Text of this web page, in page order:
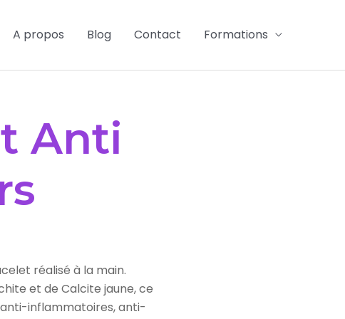
A propos Blog Contact Formations
Anti
réalisé à la main.
et de Calcite jaune, ce
inflammatoires, anti-